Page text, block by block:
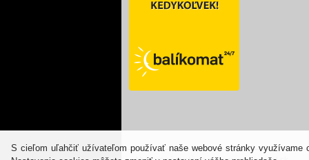
S cieľom uľahčiť užívateľom používať naše webové stránky